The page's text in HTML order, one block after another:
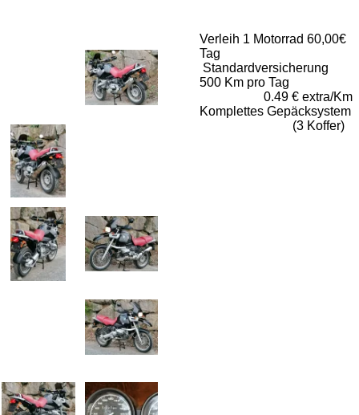
Verleih 1 Motorrad 60,00€
Tag
Standardversicherung
500 Km pro Tag
0.49 € extra/Km
Komplettes Gepäcksystem
(3 Koffer)